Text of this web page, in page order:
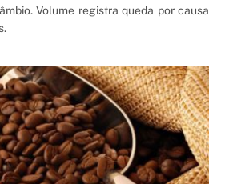
Volume registra queda por causa